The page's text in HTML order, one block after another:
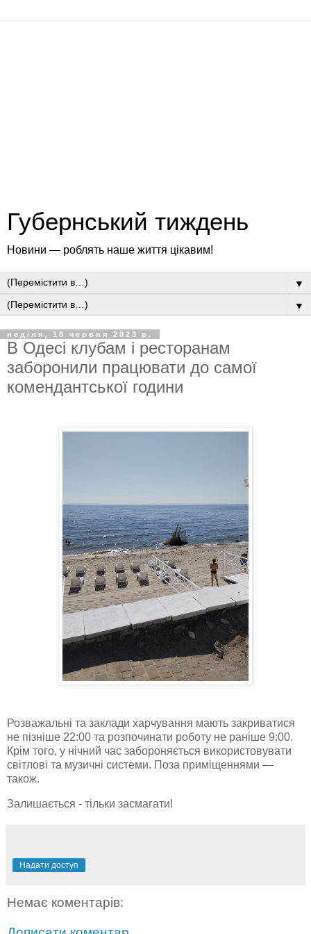
Губернський тиждень
Новини — роблять наше життя цікавим!
▼
▼
неділя, 18 червня 2023 р.
В Одесі клубам і ресторанам
заборонили працювати до самої
комендантської години
Розважальні та заклади харчування мають закриватися
не пізніше 22:00 та розпочинати роботу не раніше 9:00.
Крім того, у нічний час забороняється використовувати
світлові та музичні системи. Поза приміщеннями —
також.
Залишається - тільки засмагати!
Надати доступ
Немає коментарів: